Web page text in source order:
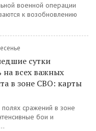
военной операции
к возобновлению
сутки
всех важных
в зоне СВО: карты
сражений в зоне
бои и